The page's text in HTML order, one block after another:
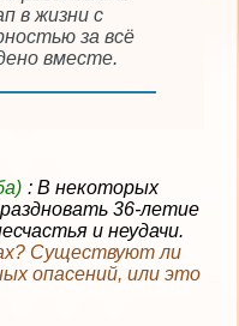
в жизни с
за всё
вместе.
: В некоторых
36-летие
и неудачи.
Существуют ли
опасений, или это